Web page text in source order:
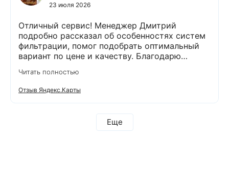
23 июля 2026
Отличный сервис! Менеджер Дмитрий
подробно рассказал об особенностях систем
фильтрации, помог подобрать оптимальный
вариант по цене и качеству. Благодарю
отдельную благодарность менеджеру
Дмитрию и сотруднику, проводящему монтаж
Александру. Грамотно проконсультировали,
оперативно провели анализ воды и
установили оборудование. Еще раз
благодарим за проделанную работу! Остались
Читать полностью
Отзыв Яндекс.Карты
Еще